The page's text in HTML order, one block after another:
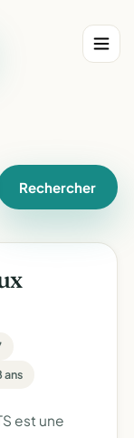
Rechercher
ans
est une